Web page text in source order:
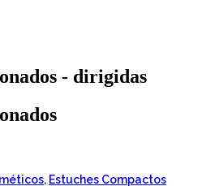
- dirigidas
, Estuches Compactos